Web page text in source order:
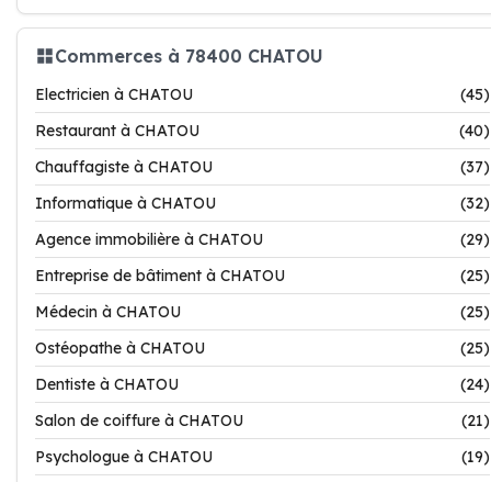
Commerces à 78400 CHATOU
Electricien à CHATOU
(45)
Restaurant à CHATOU
(40)
Chauffagiste à CHATOU
(37)
Informatique à CHATOU
(32)
Agence immobilière à CHATOU
(29)
Entreprise de bâtiment à CHATOU
(25)
Médecin à CHATOU
(25)
Ostéopathe à CHATOU
(25)
Dentiste à CHATOU
(24)
Salon de coiffure à CHATOU
(21)
Psychologue à CHATOU
(19)